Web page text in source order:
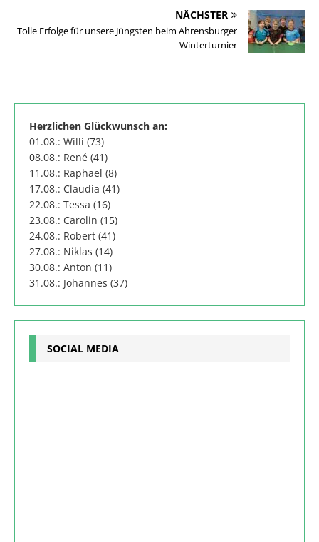
NÄCHSTER
Tolle Erfolge für unsere Jüngsten beim Ahrensburger
Winterturnier
Herzlichen Glückwunsch an:
01.08.: Willi (73)
08.08.: René (41)
11.08.: Raphael (8)
17.08.: Claudia (41)
22.08.: Tessa (16)
23.08.: Carolin (15)
24.08.: Robert (41)
27.08.: Niklas (14)
30.08.: Anton (11)
31.08.: Johannes (37)
SOCIAL MEDIA